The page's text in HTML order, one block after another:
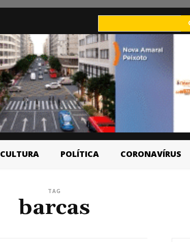
CULTURA POLÍTICA CORONAVÍRUS
TAG
barcas